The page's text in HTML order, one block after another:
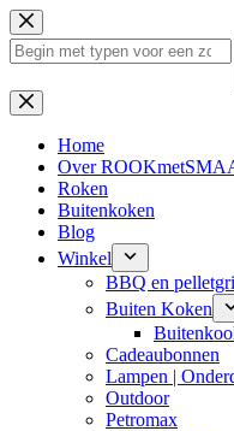
Ga
naar
de
Geen
resultaten
Home
Over
Roken
Buitenkoken
Blog
Winkel
BBQ en
Buiten Koken
Cadeaubonnen
Lampen |
Outdoor
Petromax